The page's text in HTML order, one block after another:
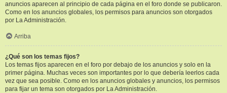
anuncios aparecen al principio de cada página en el foro donde se publicaron.
Como en los anuncios globales, los permisos para anuncios son otorgados
por La Administración.
Arriba
¿Qué son los temas fijos?
Los temas fijos aparecen en el foro por debajo de los anuncios y solo en la
primer página. Muchas veces son importantes por lo que debería leerlos cada
vez que sea posible. Como en los anuncios globales y anuncios, los permisos
para fijar un tema son otorgados por La Administración.